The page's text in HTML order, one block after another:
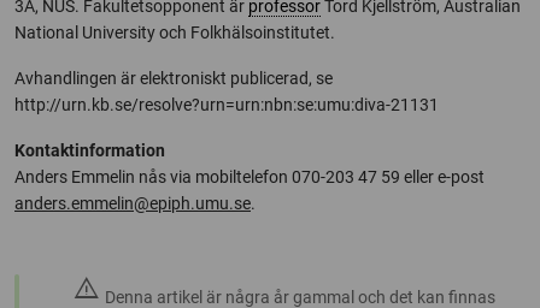
3A, NUS. Fakultetsopponent är professorTord Kjellström, Australian
National University och Folkhälsoinstitutet.
Avhandlingen är elektroniskt publicerad, se
http://urn.kb.se/resolve?urn=urn:nbn:se:umu:diva-21131
Kontaktinformation
Anders Emmelin nås via mobiltelefon 070-203 47 59 eller e-post
anders.emmelin@epiph.umu.se.
warning Denna artikel är några år gammal och det kan finnas